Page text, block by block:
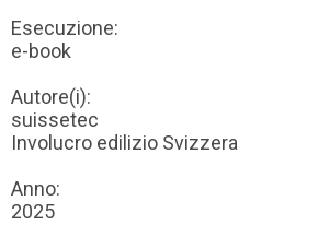
Esecuzione:
e-book
Autore(i):
suissetec
Involucro edilizio Svizzera
Anno:
2025